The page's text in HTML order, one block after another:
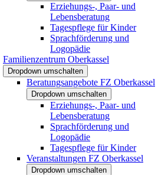
Erziehungs-, Paar- und
Lebensberatung
Tagespflege für Kinder
Sprachförderung und
Logopädie
Familienzentrum Oberkassel
Dropdown umschalten
Beratungsangebote FZ Oberkassel
Dropdown umschalten
Erziehungs-, Paar- und
Lebensberatung
Sprachförderung und
Logopädie
Tagespflege für Kinder
Veranstaltungen FZ Oberkassel
Dropdown umschalten